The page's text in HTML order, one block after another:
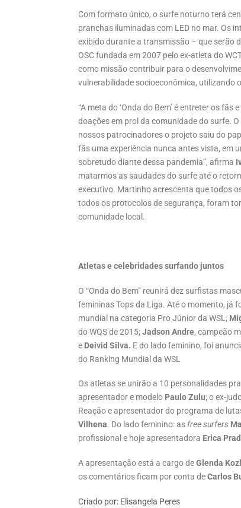
Com formato único, o surfe noturno terá
pranchas iluminadas com LED no mar. Os
exibido durante a transmissão – que serão
OSC fundada em 2007 pelo ex-atleta do
como missão contribuir para o
vulnerabilidade socioeconômica, utilizando
“A meta do ‘Onda do Bem’ é entreter os
doações em prol da comunidade do surfe.
nossos patrocinadores o projeto saiu do
fãs uma experiência nunca antes vista, em
sobretudo diante dessa pandemia”, afirma
matarmos as saudades do surfe até o
executivo. Martinho acrescenta que todos
todos os protocolos de segurança, foram
comunidade local.
Atletas e celebridades surfando juntos
O “Onda do Bem” reunirá dez surfistas
femininas Tops da Liga. Até o momento, já
mundial na categoria Pro Júnior da WSL;
do WQS de 2015;Jadson Andre, campeão
e Deivid Silva. E do lado feminino, foi
do Ranking Mundial da WSL
Os atletas se unirão a 10 personalidades
apresentador e modelo Paulo Zulu; o ex-
Reação e apresentador do programa de
Vilhena. Do lado feminino: as free surfers
profissional e hoje apresentadora Erica
A apresentação está a cargo deGlenda
os comentários ficam por conta deCarlos
Criado por: Elisangela Peres